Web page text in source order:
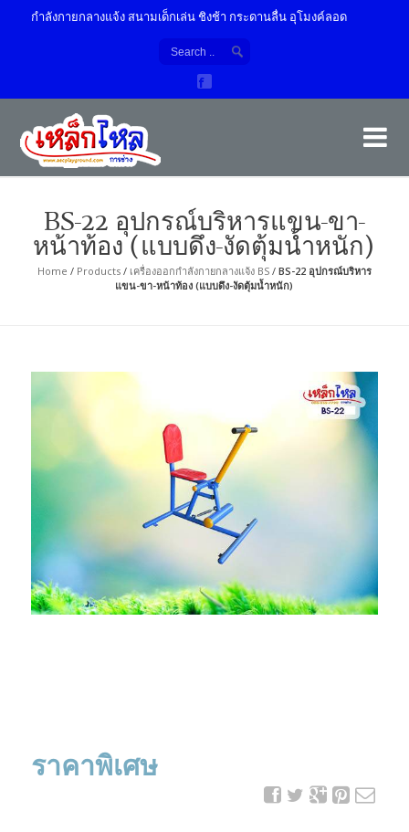
อกกำลังกายกลางแจ้ง สนามเด็กเล่น ชิงช้า กระดานลื่น อุโมงค์ลอด
BS-22 อุปกรณ์บริหารแขน-ขา-
หน้าท้อง (แบบดึง-งัดตุ้มน้ำหนัก)
Home / Products/ เครื่องออกกำลังกายกลางแจ้ง BS/ BS-22 อุปกรณ์บริหาร
แขน-ขา-หน้าท้อง (แบบดึง-งัดตุ้มน้ำหนัก)
ราคาพิเศษ